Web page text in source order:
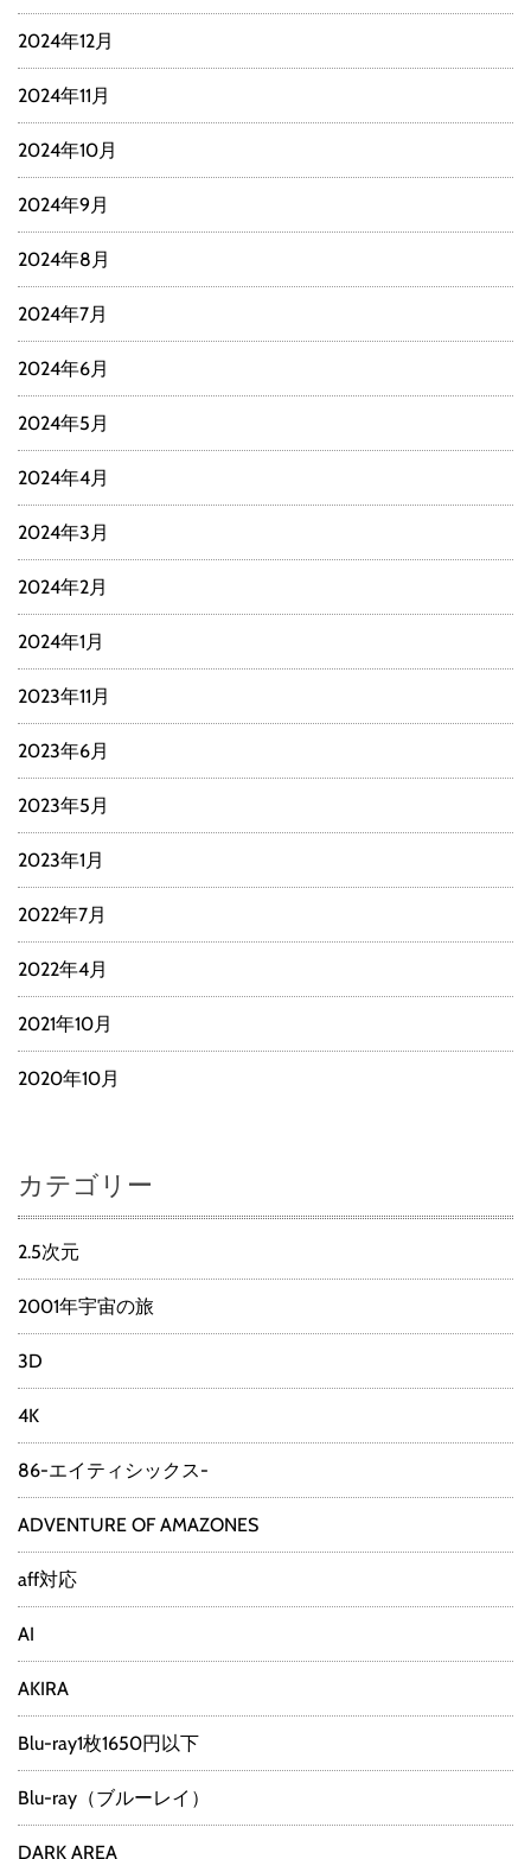
2024年12月
2024年11月
2024年10月
2024年9月
2024年8月
2024年7月
2024年6月
2024年5月
2024年4月
2024年3月
2024年2月
2024年1月
2023年11月
2023年6月
2023年5月
2023年1月
2022年7月
2022年4月
2021年10月
2020年10月
カテゴリー
2.5次元
2001年宇宙の旅
3D
4K
86-エイティシックス-
ADVENTURE OF AMAZONES
aff対応
AI
AKIRA
Blu-ray1枚1650円以下
Blu-ray（ブルーレイ）
DARK AREA